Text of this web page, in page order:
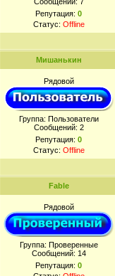
Репутация: 0
Статус: Offline
Мишанькин
Рядовой
Группа: Пользователи
Сообщений: 2
Репутация: 0
Статус: Offline
Fable
Рядовой
Группа: Проверенные
Сообщений: 14
Репутация: 0